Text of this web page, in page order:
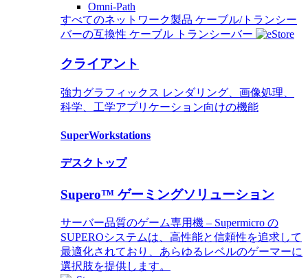
Omni-Path
すべてのネットワーク製品 ケーブル/トランシー
バーの互換性 ケーブル トランシーバー
クライアント
強力グラフィックス レンダリング、画像処理、
科学、工学アプリケーション向けの機能
SuperWorkstations
デスクトップ
Supero™ ゲーミングソリューション
サーバー品質のゲーム専用機 – Supermicro の
SUPEROシステムは、高性能と信頼性を追求して
最適化されており、あらゆるレベルのゲーマーに
選択肢を提供します。